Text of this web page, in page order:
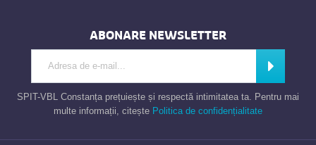
ABONARE NEWSLETTER
SPIT-VBL Constanța prețuiește și respectă intimitatea ta. Pentru mai
multe informații, citește Politica de confidențialitate